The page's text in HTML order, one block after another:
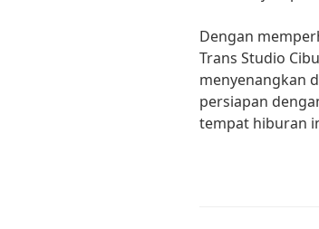
Dengan
Trans Studio
menyenangkan
persiapan
tempat hiburan